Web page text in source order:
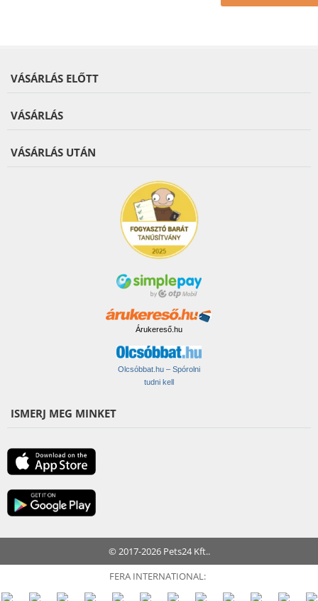
VÁSÁRLÁS ELŐTT
VÁSÁRLÁS
VÁSÁRLÁS UTÁN
Árukereső.hu
Olcsóbbat.hu – Spórolni
tudni kell
ISMERJ MEG MINKET
© 2017-2026 Pets24 Kft..
FERA INTERNATIONAL: